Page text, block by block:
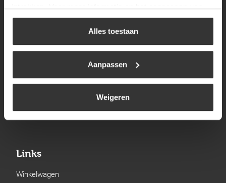
intrekken. Voor meer informatie en het aanpassen van
uw keuze op onze website verwijzen wij u naar ons
Alles toestaan
Aanpassen
Weigeren
Navigatie
Kamperen
Links
Winkelwagen